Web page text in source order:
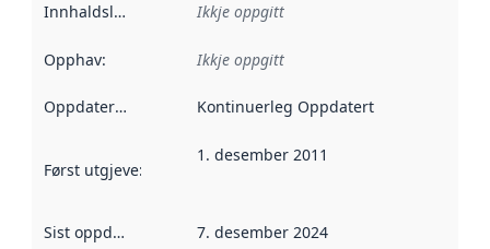
Innhaldsleverandørar :
Ikkje oppgitt
Opphav: Ikkje oppgitt
Oppdateringsfrekvens :
Kontinuerleg Oppdatert
Først utgjeve:
1. desember 2011
Sist oppdatert 7. desember 2024